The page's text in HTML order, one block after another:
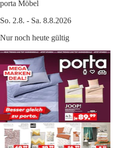
porta Möbel
So. 2.8. - Sa. 8.8.2026
Nur noch heute gültig